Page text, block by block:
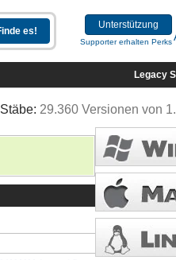
Unterstützung
Supporter erhalten Perks
Legacy
Stäbe: 29.360 Versionen von